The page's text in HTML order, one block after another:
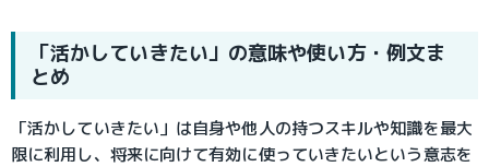
「活かしていきたい」の意味や使い方・例文ま
とめ
「活かしていきたい」は自身や他人の持つスキルや知識を最大
限に利用し、将来に向けて有効に使っていきたいという意志を